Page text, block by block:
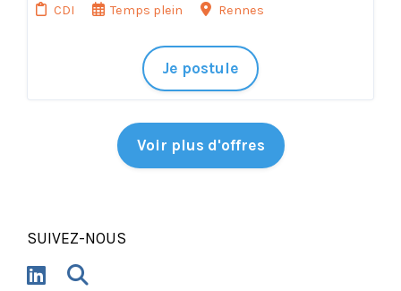
CDI Temps plein Rennes
Je postule
Voir plus d'offres
SUIVEZ-NOUS